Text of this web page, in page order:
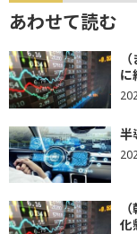
あわせて読む
に
半
化